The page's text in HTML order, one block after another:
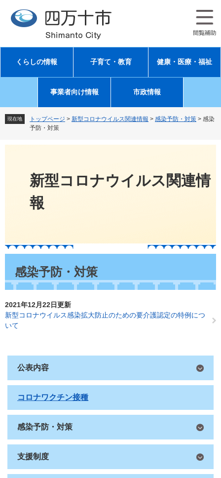
先
す
を
し
文
くらしの情報 子育て・教育 健康・医療・福祉
事業者向け情報 市政情報
現在地 トップページ > 新型コロナウイルス関連情報 > 感染予防・対策 > 感染
予防・対策
新型コロナウイルス関連情
報
感染予防・対策
2021年12月22日更新
新型コロナウイルス感染拡大防止のための要介護認定の特例につ
いて
公表内容
コロナワクチン接種
感染予防・対策
支援制度